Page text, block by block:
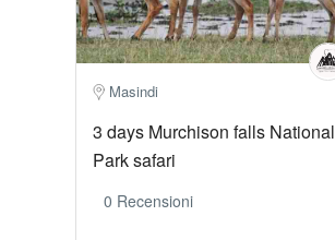
Masindi
3 days Murchison falls National
Park safari
0 Recensioni